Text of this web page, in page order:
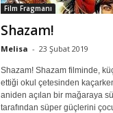
Film Fragmanı
Shazam!
Melisa - 23 Şubat 2019
Shazam! Shazam filminde,
ettiği okul çetesinden
aniden açılan bir mağaraya
tarafından süper güçlerini